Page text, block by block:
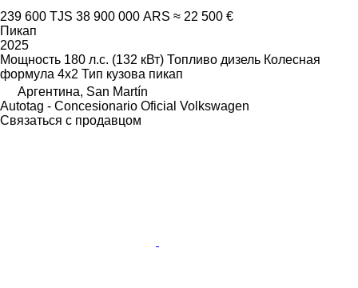
239 600 TJS 38 900 000 ARS ≈ 22 500 €
Пикап
2025
Мощность 180 л.с. (132 кВт) Топливо дизель Колесная
формула 4x2 Тип кузова пикап
Аргентина, San Martín
Autotag - Concesionario Oficial Volkswagen
Связаться с продавцом